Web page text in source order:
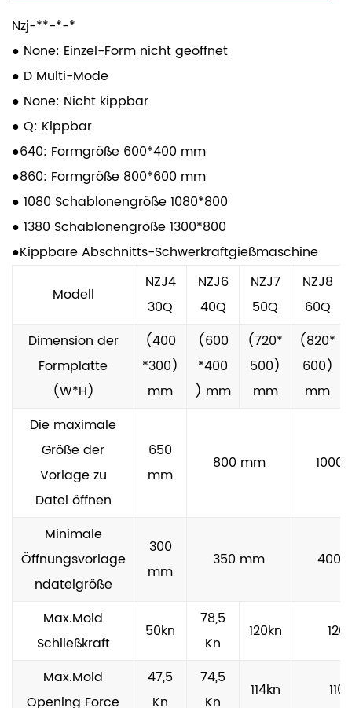
für Schwerkraft ist speziell für die Umgebung mit
hohen Temperaturen ausgelegt, um
Verwendung zuverlässig funktioniert. Das
fortschrittliche Kühlsystem und die
wärmeresistenten Komponenten ermöglichen es
der Maschine, auch unter intensiven
Betriebsbedingungen eine stabile Leistung
aufrechtzuerhalten. Diese Funktion ist für
Branchen wie Luft- und Raumfahrt, Automobil-
und Metallbearbeitung von entscheidender
Bedeutung, bei denen die Temperaturregelung
der Form ein Schlüsselfaktor für die Sicherstellung
der Qualität des Endprodukts ist.
Präzision und Genauigkeit beim Casting
Genauigkeit ist für das Schwerkraftguss von
wesentlicher Bedeutung, und diese Maschine
zeichnet sich aus der Herstellung
hochpräzierender Komponenten aus. Die
Schwerkraftgussmaschine sorgt für eine
gleichmäßige Füllung von Formen, was zu
Komponenten mit konsistenten Abmessungen
und feinen Details führt.
Benutzerfreundlicher Betrieb
Die hitzebeständige dauerhafte Greppmaschine
für Schwerkraft wurde mühelos ausgelegt. Mit
Nzj-**-*-*
● None: Einzel-Form nicht geöffnet
● D Multi-Mode
● None: Nicht kippbar
● Q: Kippbar
●640: Formgröße 600*400 mm
●860: Formgröße 800*600 mm
● 1080 Schablonengröße 1080*800
● 1380 Schablonengröße 1300*800
●Kippbare Abschnitts-Schwerkraftgießmaschine
Modell
NZJ4
30Q
NZJ6
40Q
NZJ7
50Q
NZJ8
60Q
Dimension der
Formplatte
(W*H)
(400
*300)
mm
(600
*400
) mm
(720*
500)
mm
(820*
600)
mm
Die maximale
Größe der
Vorlage zu
Datei öffnen
650
mm
800 mm 1000
Minimale
Öffnungsvorlage
ndateigröße
300
mm
350 mm 400
Max.Mold
Schließkraft
50kn
78,5
Kn
120kn
Max.Mold
Opening Force
47,5
Kn
74,5
Kn
114kn